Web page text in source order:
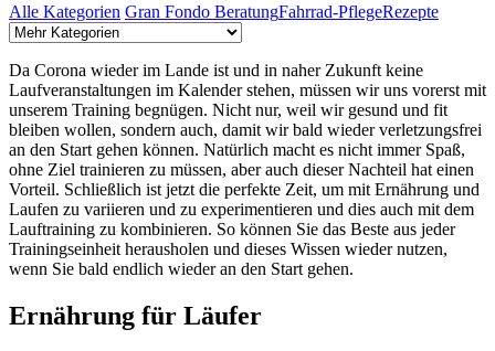
Alle Kategorien Gran Fondo BeratungFahrrad-PflegeRezepte
Da Corona wieder im Lande ist und in naher Zukunft keine
Laufveranstaltungen im Kalender stehen, müssen wir uns vorerst mit
unserem Training begnügen. Nicht nur, weil wir gesund und fit
bleiben wollen, sondern auch, damit wir bald wieder verletzungsfrei
an den Start gehen können. Natürlich macht es nicht immer Spaß,
ohne Ziel trainieren zu müssen, aber auch dieser Nachteil hat einen
Vorteil. Schließlich ist jetzt die perfekte Zeit, um mit Ernährung und
Laufen zu variieren und zu experimentieren und dies auch mit dem
Lauftraining zu kombinieren. So können Sie das Beste aus jeder
Trainingseinheit herausholen und dieses Wissen wieder nutzen,
wenn Sie bald endlich wieder an den Start gehen.
Ernährung für Läufer